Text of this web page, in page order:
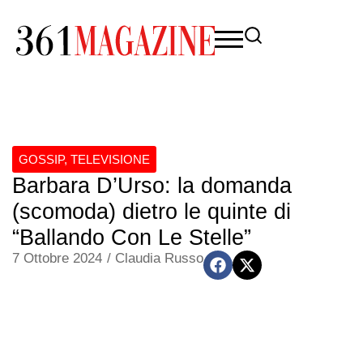
GOSSIP, TELEVISIONE
Barbara D’Urso: la domanda
(scomoda) dietro le quinte di
“Ballando Con Le Stelle”
7 Ottobre 2024 / Claudia Russo